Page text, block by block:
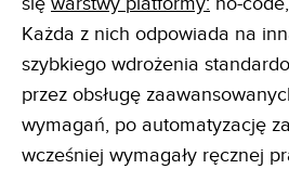
Każda z nich odpowiada na
szybkiego wdrożenia
przez obsługę
wymagań, po automatyzację
wcześniej wymagały ręcznej